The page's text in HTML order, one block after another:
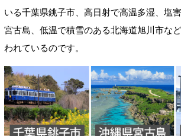
いる千葉県銚子市、高日射で高温多湿、塩
宮古島、低温で積雪のある北海道旭川市な
われているのです。